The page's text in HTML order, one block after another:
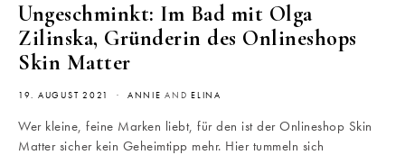
Ungeschminkt: Im Bad mit Olga
Zilinska, Gründerin des Onlineshops
Skin Matter
19. AUGUST 2021 ANNIE ANDELINA
Wer kleine, feine Marken liebt, für den ist der Onlineshop Skin
Matter sicher kein Geheimtipp mehr. Hier tummeln sich